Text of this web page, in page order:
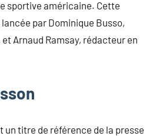
sportive américaine. Cette
par Dominique Busso,
Arnaud Ramsay, rédacteur en
un titre de référence de la presse